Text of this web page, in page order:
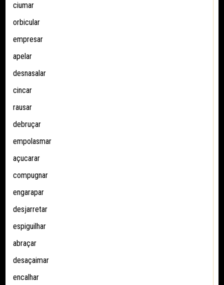
ciumar
orbicular
empresar
apelar
desnasalar
cincar
rausar
debruçar
empolasmar
açucarar
compugnar
engarapar
desjarretar
espiguilhar
abraçar
desaçaimar
encalhar